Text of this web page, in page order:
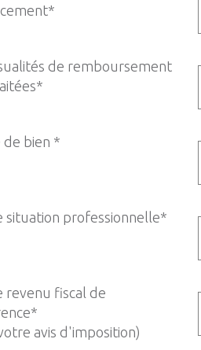
de remboursement
de bien *
situation professionnelle*
revenu fiscal de
avis d'imposition)